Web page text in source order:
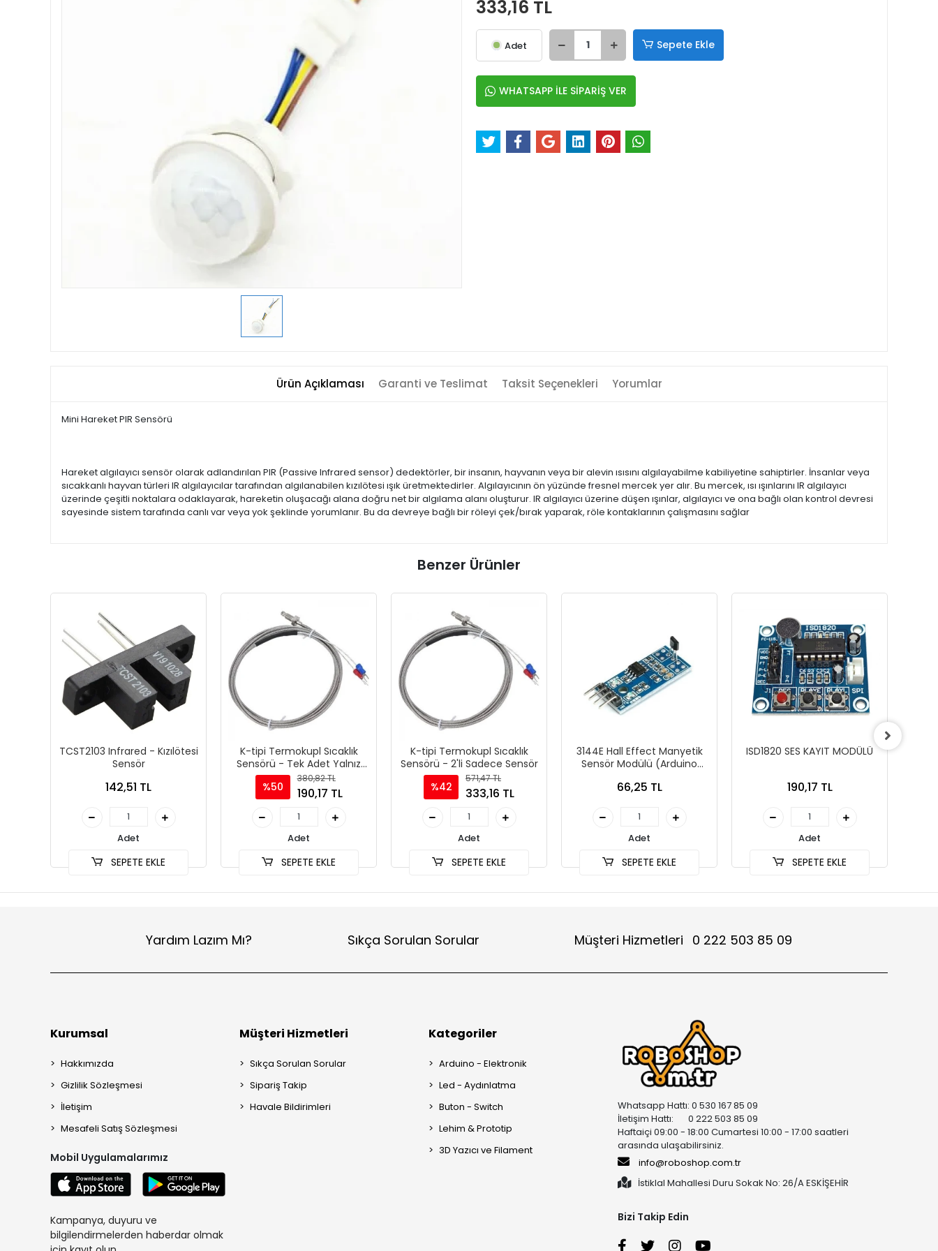
333,16 TL
Adet Sepete Ekle
WHATSAPP İLE SİPARİŞ VER
Ürün Açıklaması Garanti ve Teslimat Taksit Seçenekleri Yorumlar
Mini Hareket PIR Sensörü
Hareket algılayıcı sensör olarak adlandırılan PIR (Passive Infrared sensor) dedektörler, bir insanın, hayvanın veya bir alevin ısısını algılayabilme kabiliyetine sahiptirler. İnsanlar veya
sıcakkanlı hayvan türleri IR algılayıcılar tarafından algılanabilen kızılötesi ışık üretmektedirler. Algılayıcının ön yüzünde fresnel mercek yer alır. Bu mercek, ısı ışınlarını IR algılayıcı
üzerinde çeşitli noktalara odaklayarak, hareketin oluşacağı alana doğru net bir algılama alanı oluşturur. IR algılayıcı üzerine düşen ışınlar, algılayıcı ve ona bağlı olan kontrol devresi
sayesinde sistem tarafında canlı var veya yok şeklinde yorumlanır. Bu da devreye bağlı bir röleyi çek/bırak yaparak, röle kontaklarının çalışmasını sağlar
Benzer Ürünler
TCST2103 Infrared - Kızılötesi
Sensör
142,51 TL
Adet
SEPETE EKLE
K-tipi Termokupl Sıcaklık
Sensörü - Tek Adet Yalnız
Sensör
%50
380,82 TL
190,17 TL
Adet
SEPETE EKLE
K-tipi Termokupl Sıcaklık
Sensörü - 2'li Sadece Sensör
%42
571,47 TL
333,16 TL
Adet
SEPETE EKLE
3144E Hall Effect Manyetik
Sensör Modülü (Arduino
66,25 TL
Adet
SEPETE EKLE
ISD1820 SES KAYIT MODÜLÜ
190,17 TL
Adet
SEPETE EKLE
Yardım Lazım Mı? Sıkça Sorulan Sorular Müşteri Hizmetleri 0 222 503 85 09
Kurumsal
Hakkımızda
Gizlilik Sözleşmesi
İletişim
Mesafeli Satış Sözleşmesi
Mobil Uygulamalarımız
Kampanya, duyuru ve
bilgilendirmelerden haberdar olmak
Müşteri Hizmetleri
Sıkça Sorulan Sorular
Sipariş Takip
Havale Bildirimleri
Kategoriler
Arduino - Elektronik
Led - Aydınlatma
Buton - Switch
Lehim & Prototip
3D Yazıcı ve Filament
Whatsapp Hattı: 0 530 167 85 09
İletişim Hattı: 0 222 503 85 09
Haftaiçi 09:00 - 18:00 Cumartesi 10:00 - 17:00 saatleri
arasında ulaşabilirsiniz.
info@roboshop.com.tr
İstiklal Mahallesi Duru Sokak No: 26/A ESKİŞEHİR
Bizi Takip Edin